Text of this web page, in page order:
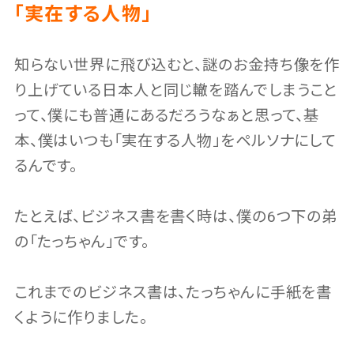
「実在する人物」
知らない世界に飛び込むと、謎のお金持ち像を作
り上げている日本人と同じ轍を踏んでしまうこと
って、僕にも普通にあるだろうなぁと思って、基
本、僕はいつも「実在する人物」をペルソナにして
るんです。
たとえば、ビジネス書を書く時は、僕の6つ下の弟
の「たっちゃん」です。
これまでのビジネス書は、たっちゃんに手紙を書
くように作りました。